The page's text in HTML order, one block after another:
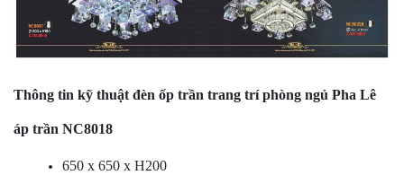
Thông tin kỹ thuật đèn ốp trần trang trí phòng ngủ Pha Lê
áp trần NC8018
650 x 650 x H200